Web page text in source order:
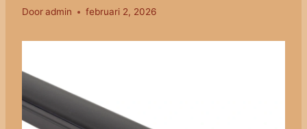
Dooradmin februari 2, 2026